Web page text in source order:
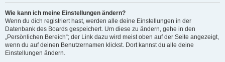
Wie kann ich meine Einstellungen ändern?
Wenn du dich registriert hast, werden alle deine Einstellungen in der
Datenbank des Boards gespeichert. Um diese zu ändern, gehe in den
„Persönlichen Bereich“; der Link dazu wird meist oben auf der Seite angezeigt,
wenn du auf deinen Benutzernamen klickst. Dort kannst du alle deine
Einstellungen ändern.